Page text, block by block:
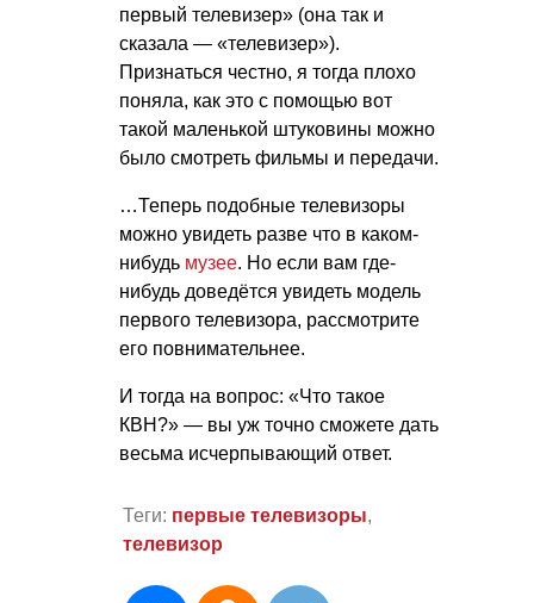
первый телевизер» (она так и
сказала — «телевизер»).
Признаться честно, я тогда плохо
поняла, как это с помощью вот
такой маленькой штуковины можно
было смотреть фильмы и передачи.
…Теперь подобные телевизоры
можно увидеть разве что в каком-
нибудь музее. Но если вам где-
нибудь доведётся увидеть модель
первого телевизора, рассмотрите
его повнимательнее.
И тогда на вопрос: «Что такое
КВН?» — вы уж точно сможете дать
весьма исчерпывающий ответ.
Теги: первые телевизоры,
телевизор